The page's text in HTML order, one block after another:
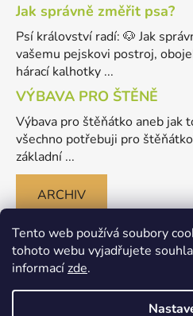
Tento web používá soubory
tohoto webu vyjadřujete
informacízde.
Jak správně změřit psa?
Psí království radí: 🐶 Jak
vašemu pejskovi postroj,
hárací kalhotky ...
VÝBAVA PRO ŠTĚNĚ
Výbava pro štěňátko aneb jak
všechno potřebuji pro
základní ...
ARCHIV